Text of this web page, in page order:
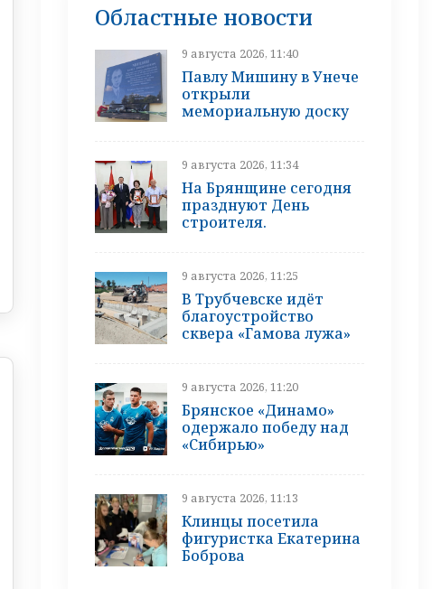
Областные новости
9 августа 2026, 11:40
Павлу Мишину в Унече
открыли
мемориальную доску
9 августа 2026, 11:34
На Брянщине сегодня
празднуют День
строителя.
9 августа 2026, 11:25
В Трубчевске идёт
благоустройство
сквера «Гамова лужа»
9 августа 2026, 11:20
Брянское «Динамо»
одержало победу над
«Сибирью»
9 августа 2026, 11:13
Клинцы посетила
фигуристка Екатерина
Боброва